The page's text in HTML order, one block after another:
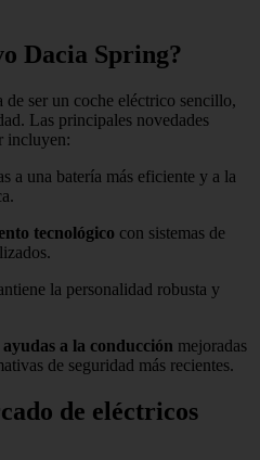
Dacia Spring?
ser un coche eléctrico sencillo,
Las principales novedades
incluyen:
a una batería más eficiente y a la
tecnológico con sistemas de
la personalidad robusta y
a la conducción mejoradas
de seguridad más recientes.
de eléctricos